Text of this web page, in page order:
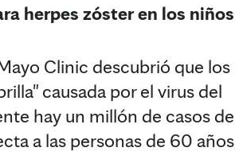
herpes zóster en los niños
Clinic descubrió que los
causada por el virus del
hay un millón de casos de
a las personas de 60 años